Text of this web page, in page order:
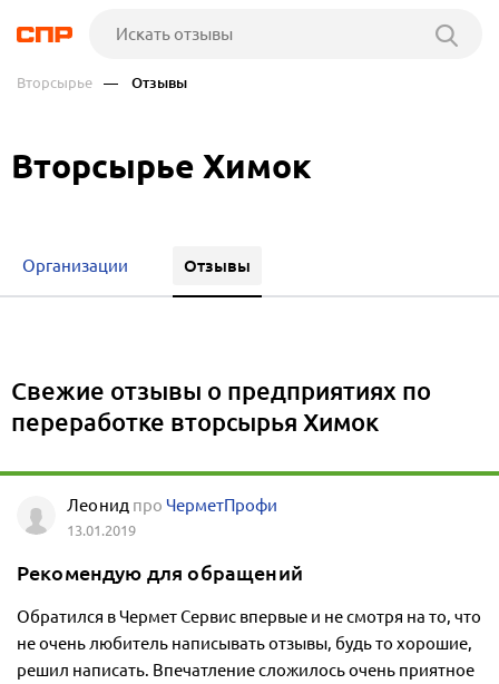
Вторсырье — Отзывы
Вторсырье Химок
Организации Отзывы
Свежие отзывы о предприятиях по
переработке вторсырья Химок
Леонид проЧерметПрофи
13.01.2019
Рекомендую для обращений
Обратился в Чермет Сервис впервые и не смотря на то, что
не очень любитель написывать отзывы, будь то хорошие,
решил написать. Впечатление сложилось очень приятное